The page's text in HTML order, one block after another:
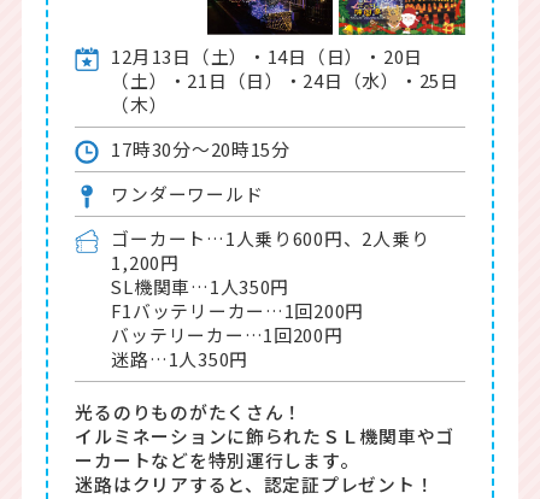
12月13日（土）・14日（日）・20日
（土）・21日（日）・24日（水）・25日
（木）
17時30分～20時15分
ワンダーワールド
ゴーカート…1人乗り600円、2人乗り
1,200円
SL機関車…1人350円
F1バッテリーカー…1回200円
バッテリーカー…1回200円
迷路…1人350円
光るのりものがたくさん！
イルミネーションに飾られたＳＬ機関車やゴ
ーカートなどを特別運行します。
迷路はクリアすると、認定証プレゼント！